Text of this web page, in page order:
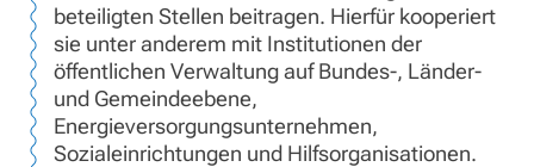
beteiligten Stellen beitragen. Hierfür kooperiert
sie unter anderem mit Institutionen der
öffentlichen Verwaltung auf Bundes-, Länder-
und Gemeindeebene,
Energieversorgungsunternehmen,
Sozialeinrichtungen und Hilfsorganisationen.